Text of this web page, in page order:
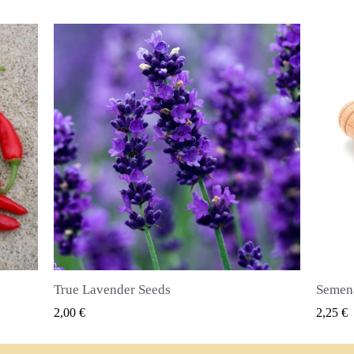
RYCHLÝ NÁHLED
Semena nového koření (Pimenta dioica)
2,25 € 2,50 €